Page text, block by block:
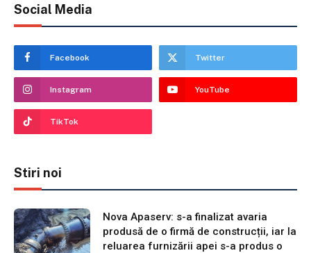
Social Media
Facebook Twitter
Instagram YouTube
TikTok
Stiri noi
Nova Apaserv: s-a finalizat avaria
produsă de o firmă de construcții, iar la
reluarea furnizării apei s-a produs o